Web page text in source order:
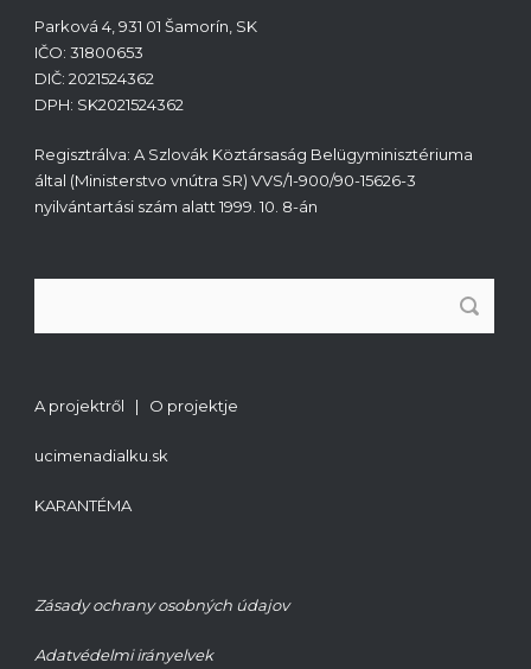
Parková 4, 931 01 Šamorín, SK
IČO: 31800653
DIČ: 2021524362
DPH: SK2021524362
Regisztrálva: A Szlovák Köztársaság Belügyminisztériuma
által (Ministerstvo vnútra SR) VVS/1-900/90-15626-3
nyilvántartási szám alatt 1999. 10. 8-án
A projektről | O projektje
ucimenadialku.sk
KARANTÉMA
Zásady ochrany osobných údajov
Adatvédelmi irányelvek